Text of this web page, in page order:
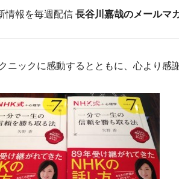
情報を毎週配信 長谷川嘉哉のメールマ
ックに感動するとともに、心より感